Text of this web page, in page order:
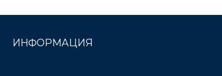
ИНФОРМАЦИЯ